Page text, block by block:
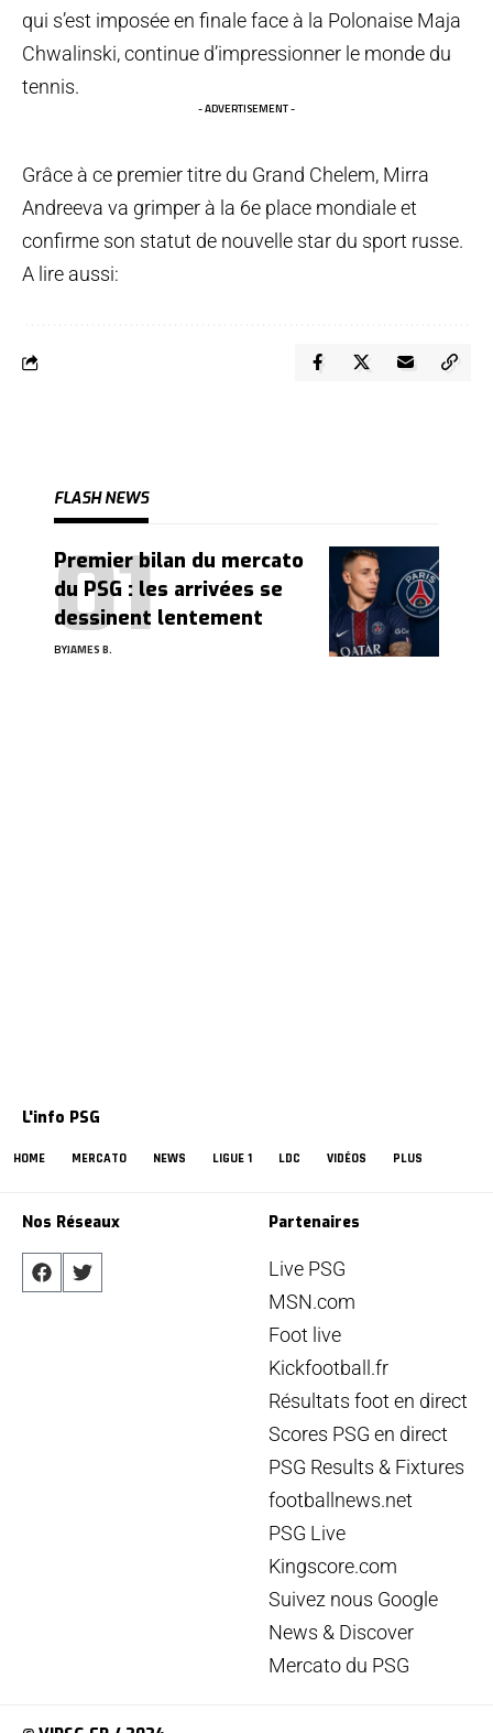
qui s’est imposée en finale face à la Polonaise Maja
Chwalinski, continue d’impressionner le monde du
tennis.
- ADVERTISEMENT -
Grâce à ce premier titre du Grand Chelem, Mirra
Andreeva va grimper à la 6e place mondiale et
confirme son statut de nouvelle star du sport russe.
A lire aussi:
FLASH NEWS
Premier bilan du mercato
du PSG : les arrivées se
dessinent lentement
BYJAMES B.
L'info PSG
HOME MERCATO NEWS LIGUE 1 LDC VIDÉOS PLUS
Nos Réseaux Partenaires
Live PSG
MSN.com
Foot live
Kickfootball.fr
Résultats foot en direct
Scores PSG en direct
PSG Results & Fixtures
footballnews.net
PSG Live
Kingscore.com
Suivez nous Google
News & Discover
Mercato du PSG